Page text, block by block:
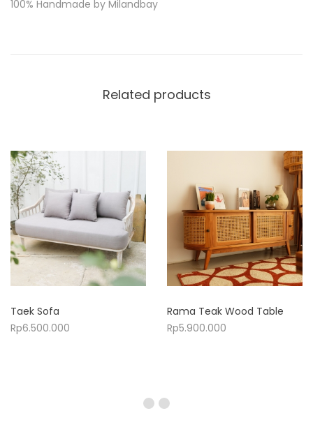
100% Handmade by Milandbay
Related products
Taek Sofa
Rp6.500.000
Rama Teak Wood Table
Rp5.900.000